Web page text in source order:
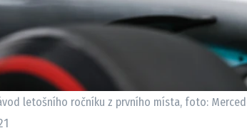
letošního ročníku z prvního místa, foto: